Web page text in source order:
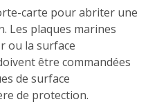
carte pour abriter une
Les plaques marines
ou la surface
être commandées
de surface
de protection.